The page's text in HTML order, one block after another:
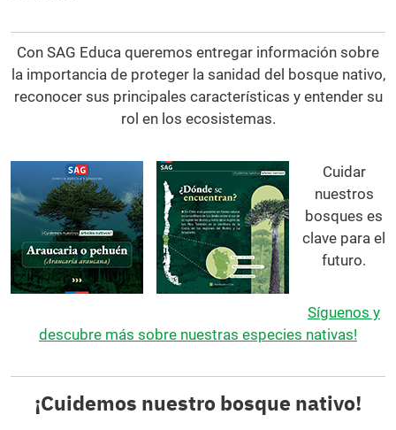
Con SAG Educa queremos entregar información sobre
la importancia de proteger la sanidad del bosque nativo,
reconocer sus principales características y entender su
rol en los ecosistemas.
Cuidar
nuestros
bosques es
clave para el
futuro.
Síguenos y
descubre más sobre nuestras especies nativas!
¡Cuidemos nuestro bosque nativo!